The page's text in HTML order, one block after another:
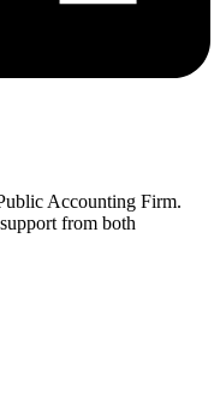
Accounting Firm.
from both